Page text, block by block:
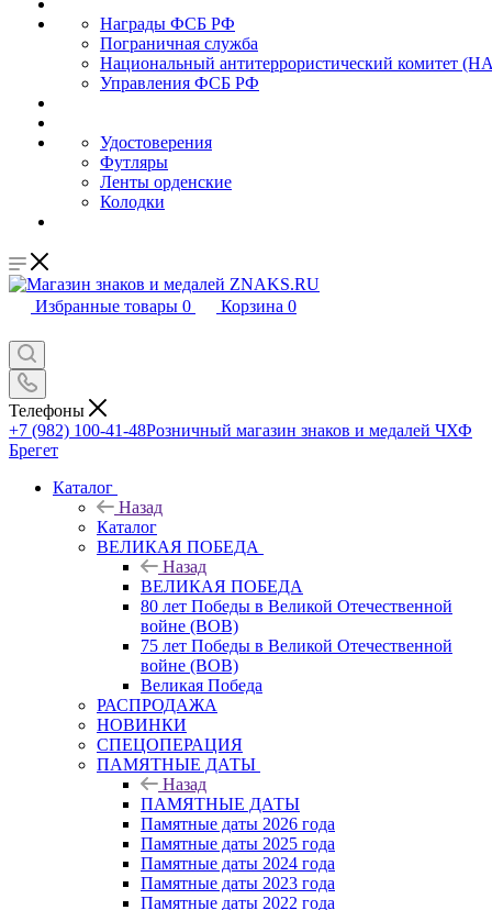
Награды ФСБ РФ
Пограничная служба
Национальный антитеррористический комитет
Управления ФСБ РФ
Удостоверения
Футляры
Ленты орденские
Колодки
Избранные товары 0 Корзина 0
Телефоны
+7 (982) 100-41-48Розничный магазин знаков и медалей ЧХФ
Брегет
Каталог
Назад
Каталог
ВЕЛИКАЯ ПОБЕДА
Назад
ВЕЛИКАЯ ПОБЕДА
80 лет Победы в Великой Отечественной
войне (ВОВ)
75 лет Победы в Великой Отечественной
войне (ВОВ)
Великая Победа
РАСПРОДАЖА
НОВИНКИ
СПЕЦОПЕРАЦИЯ
ПАМЯТНЫЕ ДАТЫ
Назад
ПАМЯТНЫЕ ДАТЫ
Памятные даты 2026 года
Памятные даты 2025 года
Памятные даты 2024 года
Памятные даты 2023 года
Памятные даты 2022 года